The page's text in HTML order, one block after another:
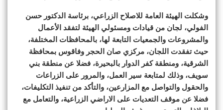
وشكلت الهيئة العامة للاصلاح الزراعي، برئاسة الدكتور حسن
الفولي، لجان من قيادات ومسئولي الهيئة لتفقد الأعمال
والمشروعات والجمعيات التابعة لها، بالمحافظات المختلفة،
حيث تفقدت اللجان، مركزي صان الحجر وفاقوس بمحافظة
الشرقية، ومنطقة كفر الدوار بالبحيرة، فضلا عن منطقة بني
سويف، وذلك لمتابعة سير العمل، والمرور على الزراعات
والحقول والتواصل مع المزارعين، والتأكد من تنفيذ التكليفات،
فضلا عن موقف التعديات على الاراضي الزراعية، والتعامل مع